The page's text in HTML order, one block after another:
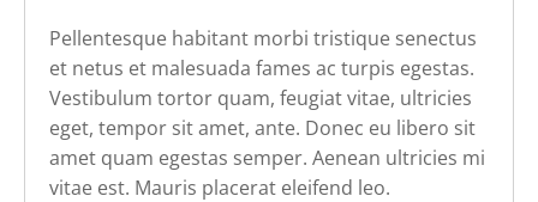
Pellentesque habitant morbi tristique senectus
et netus et malesuada fames ac turpis egestas.
Vestibulum tortor quam, feugiat vitae, ultricies
eget, tempor sit amet, ante. Donec eu libero sit
amet quam egestas semper. Aenean ultricies mi
vitae est. Mauris placerat eleifend leo.